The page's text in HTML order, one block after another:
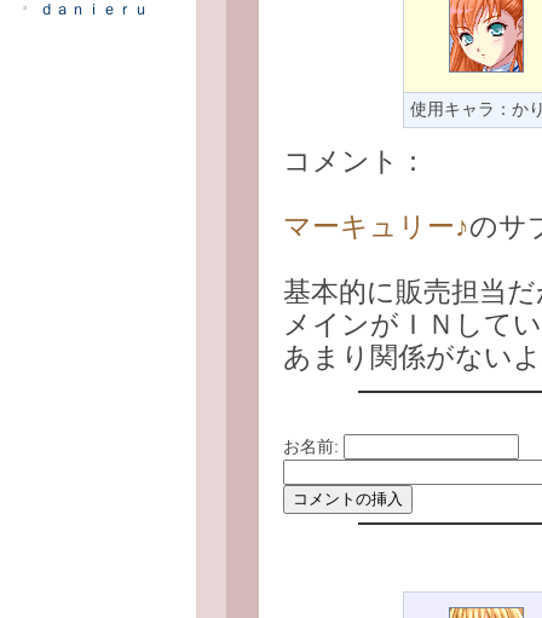
ｄａｎｉｅｒｕ
使用キャラ：か
コメント：
マーキュリー♪のサ
基本的に販売担当
メインがＩＮして
あまり関係がない
お名前: